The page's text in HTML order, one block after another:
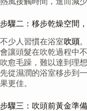
步驟二：移步乾燥空間
不少人習慣在浴室吹頭
會讓頭髮在吹乾過程中
吹愈毛躁，難以達到理
先從濕潤的浴室移步到
果更佳。
步驟三：吹頭前黃金準